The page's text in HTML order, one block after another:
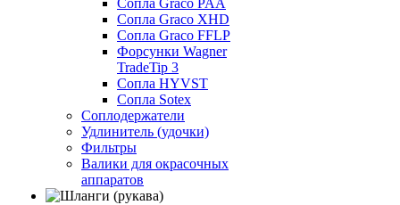
Сопла Graco PAA
Сопла Graco XHD
Сопла Graco FFLP
Форсунки Wagner
TradeTip 3
Сопла HYVST
Сопла Sotex
Соплодержатели
Удлинитель (удочки)
Фильтры
Валики для окрасочных
аппаратов